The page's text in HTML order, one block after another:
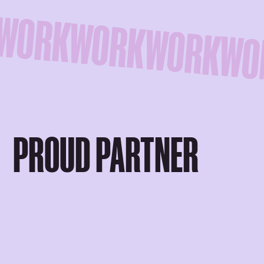
PROUD PARTNER